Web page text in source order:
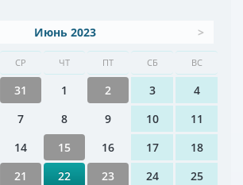
Июнь 2023 >
СР ЧТ ПТ СБ ВС
31 1 2 3
4
7 8 9 10
11
14 15 16 17
18
21 22 23 24
25